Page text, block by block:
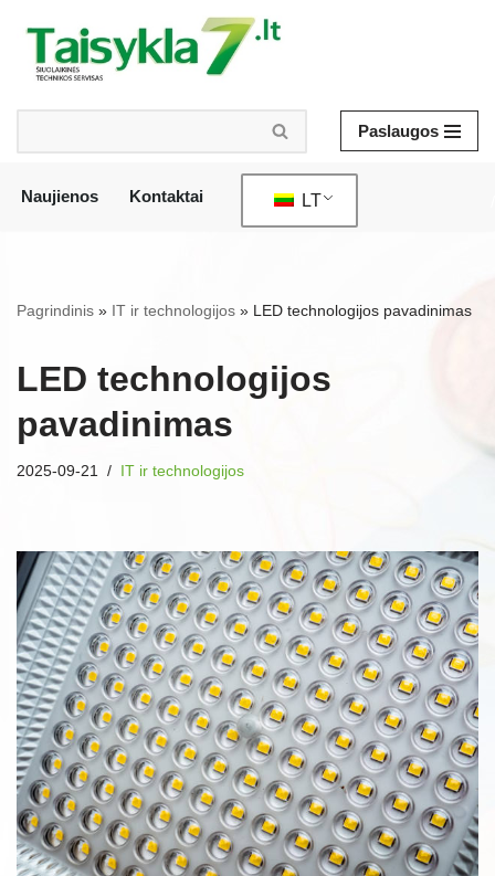
Pereiti
prie
turinio
Paslaugos
Naujienos Kontaktai LT
Pagrindinis » IT ir technologijos » LED technologijos pavadinimas
LED technologijos
pavadinimas
2025-09-21 IT ir technologijos